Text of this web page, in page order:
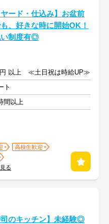
ヤード・仕込み】お盆前
、好きな時に開始OK！
い制度有◎
円 以上 ≪土日祝は時給UP≫
ト
間以上
高校生歓迎
る
司のキッチン】未経験◎